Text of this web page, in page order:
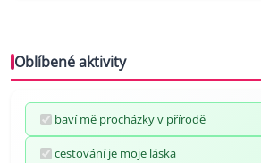
Oblíbené aktivity
baví mě procházky v přírodě
cestování je moje láska